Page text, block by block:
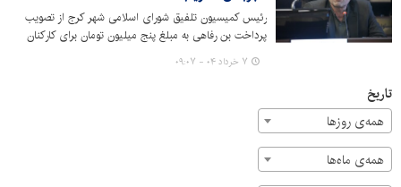
رئیس کمیسیون تلفیق شورای اسلامی شهر کرج از تصویب
پرداخت بن رفاهی به مبلغ پنج میلیون تومان برای کارکنان
مدیریت شهری، پاکبانان و سبزبانان شهرداری کرج در هر فصل
خبر داد.
۷ خرداد ۰۴ - ۰۹:۰۷
تاریخ
همه‌ی روزها
همه‌ی ماه‌ها